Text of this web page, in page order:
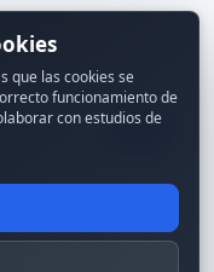
reservados.
que las cookies se
funcionamiento de
con estudios de